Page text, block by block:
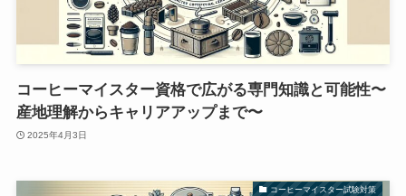
コーヒーマイスター資格で広がる専門知識と可能性〜
産地理解からキャリアアップまで〜
2025年4月3日
コーヒーマイスター試験対策